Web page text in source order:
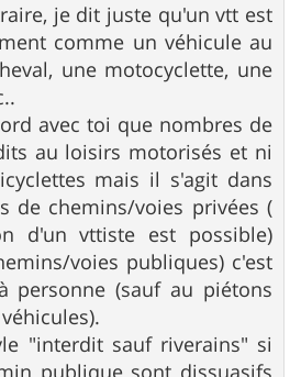
je dit juste qu'un vtt est
comme un véhicule au
une motocyclette, une
avec toi que nombres de
au loisirs motorisés et ni
mais il s'agit dans
de chemins/voies privées (
d'un vttiste est possible)
voies publiques) c'est
personne (sauf au piétons
"interdit sauf riverains" si